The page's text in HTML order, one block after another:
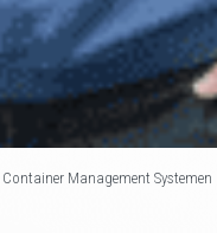
Container Management Systemen